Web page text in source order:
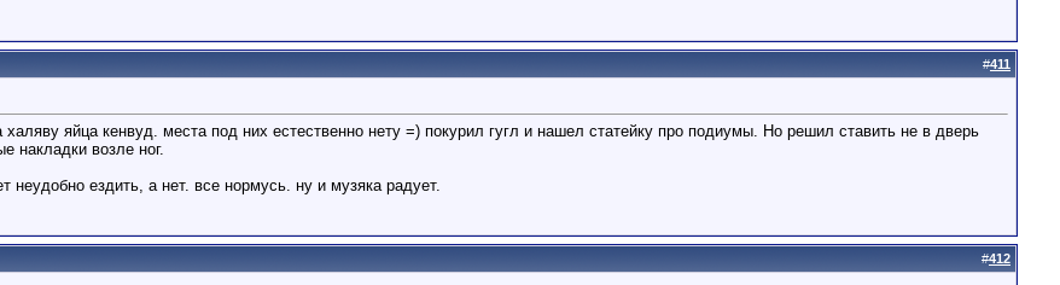
#411
яйца кенвуд. места под них естественно нету =) покурил гугл и нашел статейку про подиумы. Но решил ставить не в дверь
накладки возле ног.
ездить, а нет. все нормусь. ну и музяка радует.
#412